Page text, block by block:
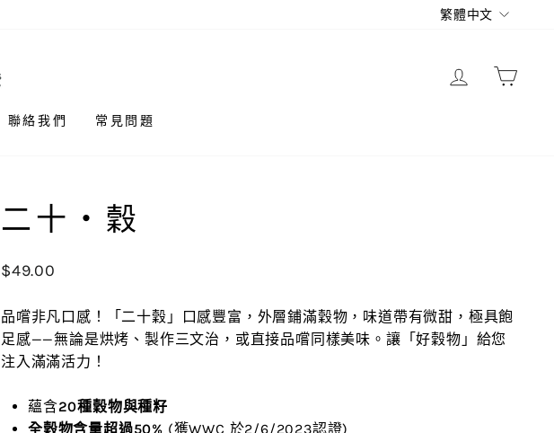
語
繁體中文
登入
聯絡我們 常見問題
二十‧穀
正
價
格
$49.00
品嚐非凡口感！「二十穀」口感豐富，外層鋪滿穀物，味道帶有微甜，極具飽
足感——無論是烘烤、製作三文治，或直接品嚐同樣美味。讓「好穀物」給您
注入滿滿活力！
蘊含20種穀物與種籽
全穀物含量超過50% (獲WWC 於2/6/2023認證)